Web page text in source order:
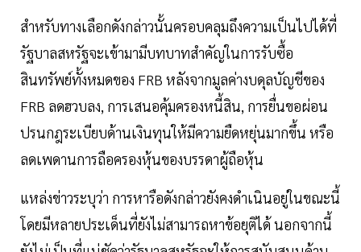
สำหรับทางเลือกดังกล่าวนั้นครอบคลุมถึงความเป็นไปได้ที่
รัฐบาลสหรัฐจะเข้ามามีบทบาทสำคัญในการรับซื้อ
สินทรัพย์ทั้งหมดของ FRB หลังจากมูลค่างบดุลบัญชีของ
FRB ลดฮวบลง, การเสนอคุ้มครองหนี้สิน, การยื่นขอผ่อน
ปรนกฎระเบียบด้านเงินทุนให้มีความยืดหยุ่นมากขึ้น หรือ
ลดเพดานการถือครองหุ้นของบรรดาผู้ถือหุ้น
แหล่งข่าวระบุว่า การหารือดังกล่าวยังคงดำเนินอยู่ในขณะนี้
โดยมีหลายประเด็นที่ยังไม่สามารถหาข้อยุติได้ นอกจากนี้